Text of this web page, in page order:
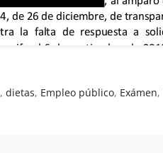
,dietas, Empleo público, Exámen,